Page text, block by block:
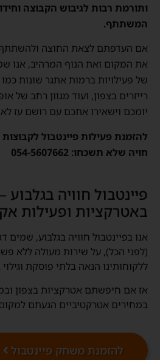
ותורמת רבות לגיבוש הקבוצה
המשתתף.
אם העדפתם לצאת החוצה ולהשתתף
את המקום ואת הנוף המרהיב, אנו
של פעילויות ברמות אתגר שונות כמו
רייזרים בצפון, ועוד מגוון רחב של
יומכם וישאירו אתכם עם רושם עז
להזמנת פעילות פיינטבול
חויה שלא תשכחו: 054-5607662
פיינטבול חוויה
באטרקציות ופעילות
אנו בפיינטבול חוויה בגלבוע,
(לפני הכל), על שירות מעולה ללא
ללקוחותינו הנאה בלתי פוסקת
אז אם חיפשתם אטרקציות בצפון
במחירים אטרקטיביים הגעתם למקום
להזמנת משחק פיינטבול